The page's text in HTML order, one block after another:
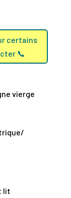
certains
📞
vierge
lit